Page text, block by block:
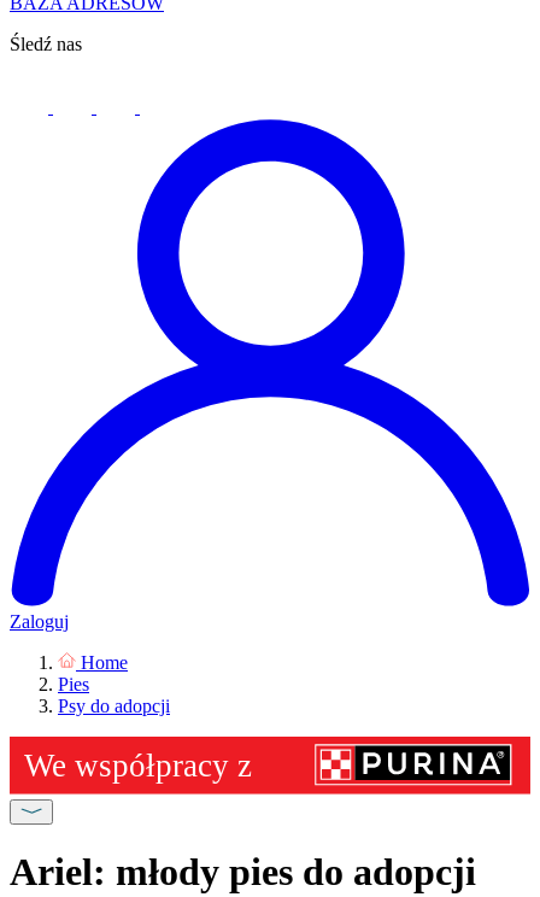
Śledź nas
Zaloguj
Home
Pies
Psy do adopcji
Ariel: młody pies do adopcji